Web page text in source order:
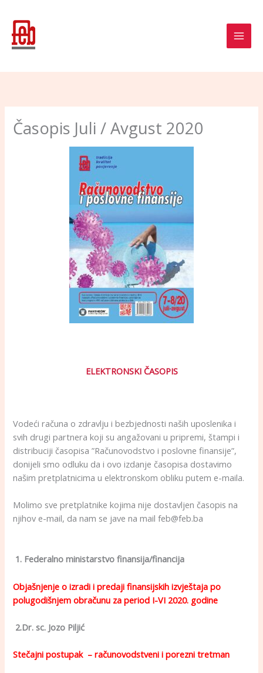
content
Časopis Juli / Avgust 2020
ELEKTRONSKI ČASOPIS
Vodeći računa o zdravlju i bezbjednosti naših uposlenika i
svih drugi partnera koji su angažovani u pripremi, štampi i
distribuciji časopisa ”Računovodstvo i poslovne finansije”,
donijeli smo odluku da i ovo izdanje časopisa dostavimo
našim pretplatnicima u elektronskom obliku putem e-maila.
Molimo sve pretplatnike kojima nije dostavljen časopis na
njihov e-mail, da nam se jave na mail feb@feb.ba
1. Federalno ministarstvo finansija/financija
Objašnjenje o izradi i predaji finansijskih izvještaja po
polugodišnjem obračunu za period I-VI 2020. godine
2.Dr. sc. Jozo Piljić
Stečajni postupak – računovodstveni i porezni tretman